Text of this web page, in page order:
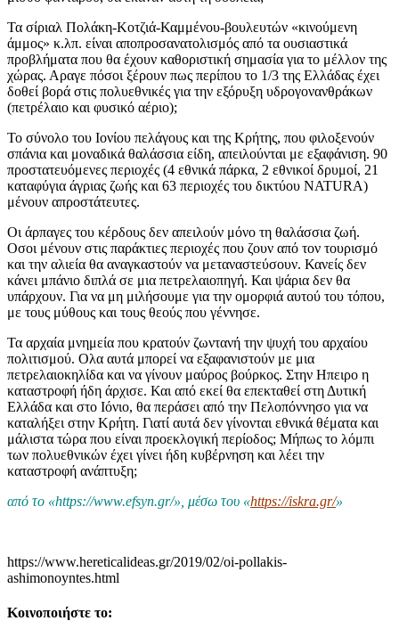
Τα σίριαλ Πολάκη-Κοτζιά-Καμμένου-βουλευτών «κινούμενη
άμμος» κ.λπ. είναι αποπροσανατολισμός από τα ουσιαστικά
προβλήματα που θα έχουν καθοριστική σημασία για το μέλλον της
χώρας. Αραγε πόσοι ξέρουν πως περίπου το 1/3 της Ελλάδας έχει
δοθεί βορά στις πολυεθνικές για την εξόρυξη υδρογονανθράκων
(πετρέλαιο και φυσικό αέριο);
Το σύνολο του Ιονίου πελάγους και της Κρήτης, που φιλοξενούν
σπάνια και μοναδικά θαλάσσια είδη, απειλούνται με εξαφάνιση. 90
προστατευόμενες περιοχές (4 εθνικά πάρκα, 2 εθνικοί δρυμοί, 21
καταφύγια άγριας ζωής και 63 περιοχές του δικτύου ΝATURA)
μένουν απροστάτευτες.
Οι άρπαγες του κέρδους δεν απειλούν μόνο τη θαλάσσια ζωή.
Οσοι μένουν στις παράκτιες περιοχές που ζουν από τον τουρισμό
και την αλιεία θα αναγκαστούν να μεταναστεύσουν. Κανείς δεν
κάνει μπάνιο διπλά σε μια πετρελαιοπηγή. Και ψάρια δεν θα
υπάρχουν. Για να μη μιλήσουμε για την ομορφιά αυτού του τόπου,
με τους μύθους και τους θεούς που γέννησε.
Τα αρχαία μνημεία που κρατούν ζωντανή την ψυχή του αρχαίου
πολιτισμού. Ολα αυτά μπορεί να εξαφανιστούν με μια
πετρελαιοκηλίδα και να γίνουν μαύρος βούρκος. Στην Ηπειρο η
καταστροφή ήδη άρχισε. Και από εκεί θα επεκταθεί στη Δυτική
Ελλάδα και στο Ιόνιο, θα περάσει από την Πελοπόννησο για να
καταλήξει στην Κρήτη. Γιατί αυτά δεν γίνονται εθνικά θέματα και
μάλιστα τώρα που είναι προεκλογική περίοδος; Μήπως το λόμπι
των πολυεθνικών έχει γίνει ήδη κυβέρνηση και λέει την
καταστροφή ανάπτυξη;
από το «https://www.efsyn.gr/», μέσω του «https://iskra.gr/»
https://www.hereticalideas.gr/2019/02/oi-pollakis-
ashimonoyntes.html
Κοινοποιήστε το: